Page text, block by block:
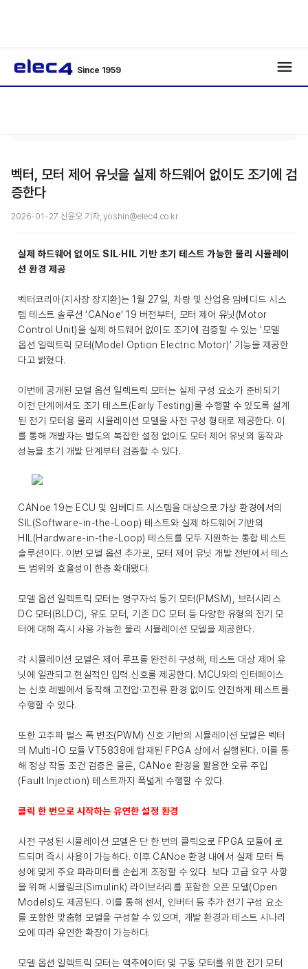
Since 1959
벡터, 모터 제어 유닛을 실제 하드웨어 없이도 조기에 검
증한다
2026-01-27 신윤오 기자, yoshin@elec4.co.kr
실제 하드웨어 없이도 SIL·HIL 기반 초기 테스트 가능한 물리 시뮬레이
션 환경 제공
벡터코리아(지사장 장지환)는 1월 27일, 차량 및 산업용 임베디드 시스
템 테스트 솔루션 ‘CANoe’ 19 버전부터, 모터 제어 유닛(Motor
Control Unit)을 실제 하드웨어 없이도 조기에 검증할 수 있는 ‘모델
옵션 일렉트릭 모터(Model Option Electric Motor)’ 기능을 제공한
다고 밝혔다.
이번에 공개된 모델 옵션 일렉트릭 모터는 실제 구성 요소가 준비되기
이전 단계에서도 조기 테스트(Early Testing)를 수행할 수 있도록 설계
된 전기 모터용 물리 시뮬레이션 모델을 사전 구성 형태로 제공한다. 이
를 통해 개발자는 별도의 복잡한 설정 없이도 모터 제어 유닛의 동작과
성능을 초기 개발 단계부터 검증할 수 있다.
CANoe 19는 ECU 및 임베디드 시스템을 대상으로 가상 환경에서의
SIL(Software-in-the-Loop) 테스트와 실제 하드웨어 기반의
HIL(Hardware-in-the-Loop) 테스트를 모두 지원하는 통합 테스트
솔루션이다. 이번 모델 옵션 추가로, 모터 제어 유닛 개발 전반에서 테스
트 범위와 효율성이 한층 확대됐다.
모델 옵션 일렉트릭 모터는 영구자석 동기 모터(PMSM), 브러시리스
DC 모터(BLDC), 유도 모터, 기존 DC 모터 등 다양한 유형의 전기 모
터에 대해 즉시 사용 가능한 물리 시뮬레이션 모델을 제공한다.
각 시뮬레이션 모델은 제어 루프를 완전히 구성해, 테스트 대상 제어 유
닛에 일관되고 현실적인 입력 신호를 제공한다. MCU와의 인터페이스
는 신호 레벨에서 동작해 고전압·고전류 환경 없이도 안전하게 테스트를
수행할 수 있다.
또한 고주파 펄스 폭 변조(PWM) 신호 기반의 시뮬레이션 모델은 벡터
의 Multi-IO 모듈 VT5838에 탑재된 FPGA 상에서 실행된다. 이를 통
해 정상 작동 조건 검증은 물론, CANoe 환경을 활용한 오류 주입
(Fault Injection) 테스트까지 폭넓게 수행할 수 있다.
클릭 한 번으로 시작하는 유연한 설정 환경
사전 구성된 시뮬레이션 모델은 단 한 번의 클릭으로 FPGA 모듈에 로
드되며 즉시 사용이 가능하다. 이후 CANoe 환경 내에서 실제 모터 특
성에 맞게 주요 파라미터를 손쉽게 조정할 수 있다. 보다 고급 요구 사항
을 위해 시뮬링크(Simulink) 라이브러리를 포함한 오픈 모델(Open
Models)도 제공된다. 이를 통해 센서, 인버터 등 추가 전기 구성 요소
를 포함한 맞춤형 모델을 구성할 수 있으며, 개발 환경과 테스트 시나리
오에 따라 유연한 확장이 가능하다.
모델 옵션 일렉트릭 모터는 액추에이터 및 구동 모터를 위한 전기 모터